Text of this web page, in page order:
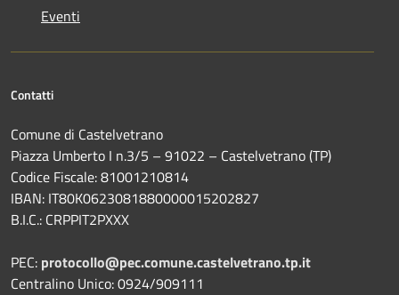
Eventi
Contatti
Comune di Castelvetrano
Piazza Umberto I n.3/5 – 91022 – Castelvetrano (TP)
Codice Fiscale: 81001210814
IBAN: IT80K0623081880000015202827
B.I.C.: CRPPIT2PXXX
PEC: protocollo@pec.comune.castelvetrano.tp.it
Centralino Unico: 0924/909111